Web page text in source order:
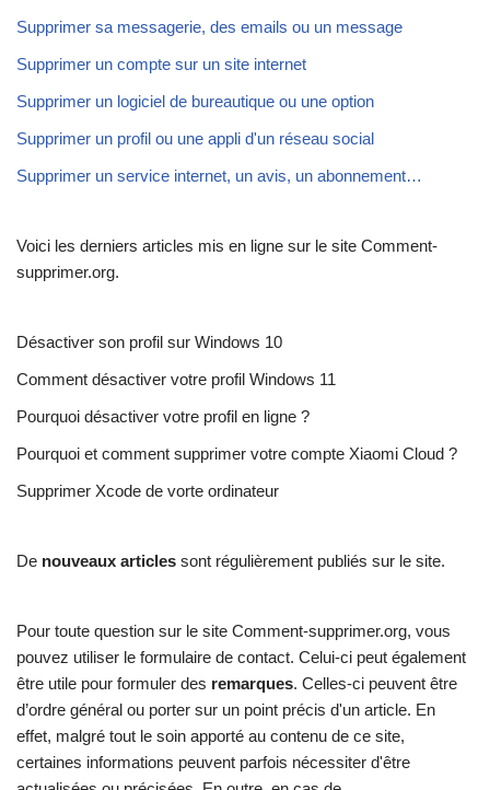
Supprimer sa messagerie, des emails ou un message
Supprimer un compte sur un site internet
Supprimer un logiciel de bureautique ou une option
Supprimer un profil ou une appli d'un réseau social
Supprimer un service internet, un avis, un abonnement…
Voici les derniers articles mis en ligne sur le site Comment-
supprimer.org.
Désactiver son profil sur Windows 10
Comment désactiver votre profil Windows 11
Pourquoi désactiver votre profil en ligne ?
Pourquoi et comment supprimer votre compte Xiaomi Cloud ?
Supprimer Xcode de vorte ordinateur
De nouveaux articles sont régulièrement publiés sur le site.
Pour toute question sur le site Comment-supprimer.org, vous
pouvez utiliser le formulaire de contact. Celui-ci peut également
être utile pour formuler des remarques. Celles-ci peuvent être
d’ordre général ou porter sur un point précis d'un article. En
effet, malgré tout le soin apporté au contenu de ce site,
certaines informations peuvent parfois nécessiter d'être